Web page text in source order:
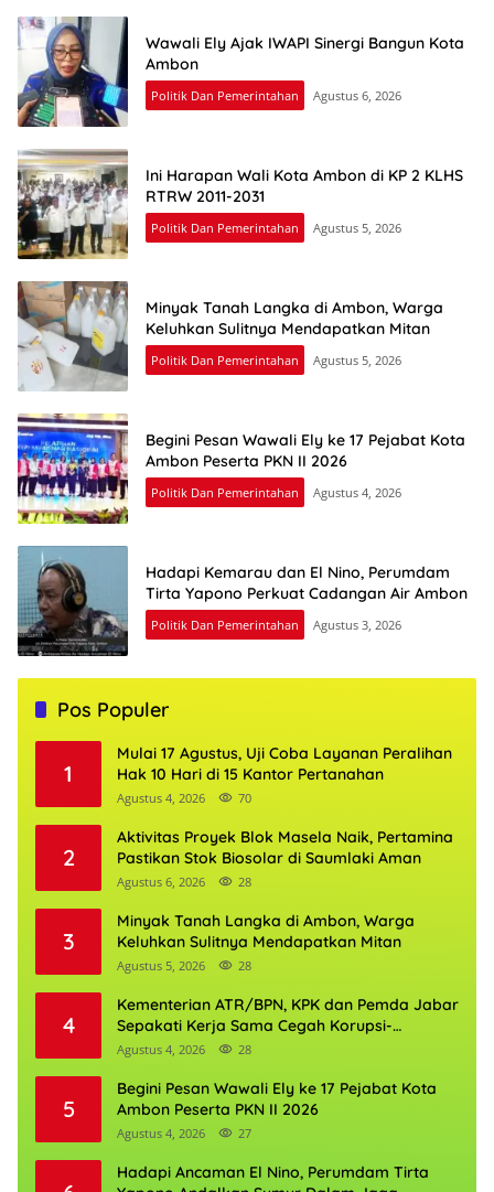
Wawali Ely Ajak IWAPI Sinergi Bangun Kota
Ambon
Politik Dan Pemerintahan Agustus 6, 2026
Ini Harapan Wali Kota Ambon di KP 2 KLHS
RTRW 2011-2031
Politik Dan Pemerintahan Agustus 5, 2026
Minyak Tanah Langka di Ambon, Warga
Keluhkan Sulitnya Mendapatkan Mitan
Politik Dan Pemerintahan Agustus 5, 2026
Begini Pesan Wawali Ely ke 17 Pejabat Kota
Ambon Peserta PKN II 2026
Politik Dan Pemerintahan Agustus 4, 2026
Hadapi Kemarau dan El Nino, Perumdam
Tirta Yapono Perkuat Cadangan Air Ambon
Politik Dan Pemerintahan Agustus 3, 2026
Pos Populer
1
Mulai 17 Agustus, Uji Coba Layanan Peralihan
Hak 10 Hari di 15 Kantor Pertanahan
Agustus 4, 2026 70
2
Aktivitas Proyek Blok Masela Naik, Pertamina
Pastikan Stok Biosolar di Saumlaki Aman
Agustus 6, 2026 28
3
Minyak Tanah Langka di Ambon, Warga
Keluhkan Sulitnya Mendapatkan Mitan
Agustus 5, 2026 28
4
Kementerian ATR/BPN, KPK dan Pemda Jabar
Sepakati Kerja Sama Cegah Korupsi-
Penguatan Ekonomi
Agustus 4, 2026 28
5
Begini Pesan Wawali Ely ke 17 Pejabat Kota
Ambon Peserta PKN II 2026
Agustus 4, 2026 27
Hadapi Ancaman El Nino, Perumdam Tirta